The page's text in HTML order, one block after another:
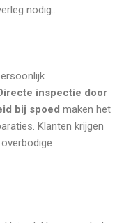
nodig..
inspectie door
bij spoed maken het
Klanten krijgen